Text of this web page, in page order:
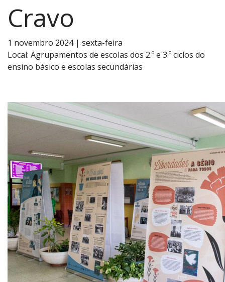
Cravo
1 novembro 2024 | sexta-feira
Local: Agrupamentos de escolas dos 2.º e 3.º ciclos do
ensino básico e escolas secundárias